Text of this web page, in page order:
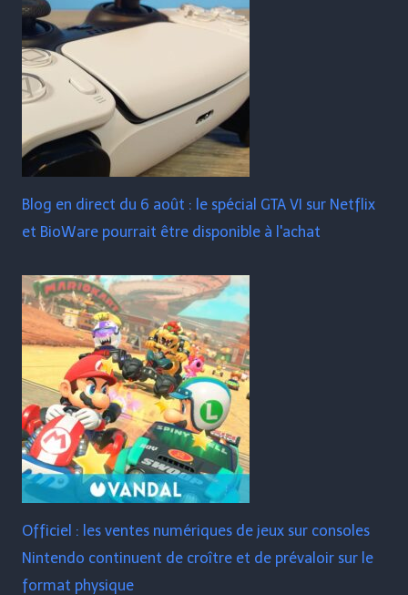
Blog en direct du 6 août : le spécial GTA VI sur Netflix
et BioWare pourrait être disponible à l'achat
Officiel : les ventes numériques de jeux sur consoles
Nintendo continuent de croître et de prévaloir sur le
format physique